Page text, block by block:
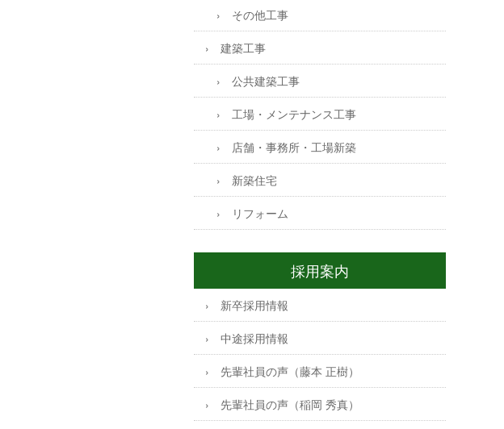
その他工事
建築工事
公共建築工事
工場・メンテナンス工事
店舗・事務所・工場新築
新築住宅
リフォーム
採用案内
新卒採用情報
中途採用情報
先輩社員の声（藤本 正樹）
先輩社員の声（稲岡 秀真）